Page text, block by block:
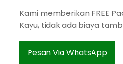
Kami memberikan FREE
Kayu, tidak ada biaya
Pesan Via WhatsApp